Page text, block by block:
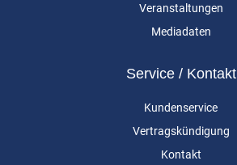
Veranstaltungen
Mediadaten
Service / Kontakt
Kundenservice
Vertragskündigung
Kontakt